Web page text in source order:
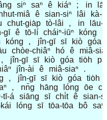
siⁿ saⁿ ê kiáⁿ ; in
miâ ê sian-siⁿ lâi
kà-
chut-gia̍p tò-lâi , in
lāu-
gī ê tō-lí cháiⁿ-iūⁿ kóng
?
kóng , jîn-gī sī kiò góa
chòe-chiâⁿ hó ê
miâ-
, jîn-gī sī kiò góa tio̍h
jîn-ài ê miâ-siaⁿ
.
, jîn-gī sī kiò góa tio̍h
, nn̄g hāng lóng ōe
tī-á siāng sī chi̍t ê sian-
lóng sī tōa-tōa bô